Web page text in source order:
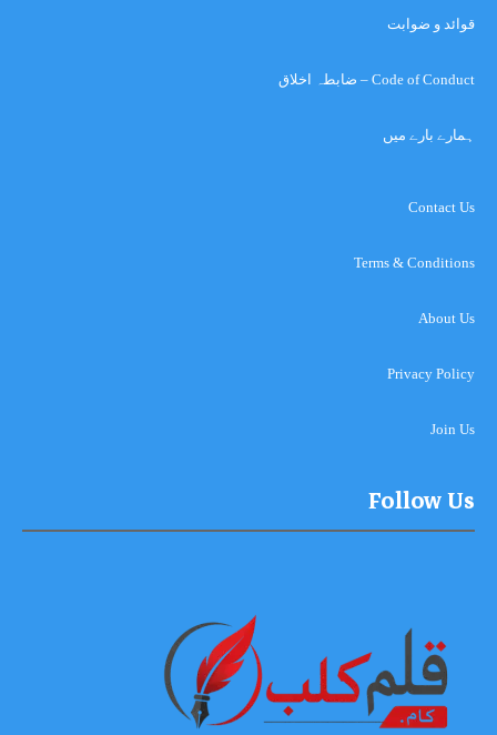
قوائد و ضوابت
Code of Conduct – ضابطہ اخلاق
ہمارے بارے میں
Contact Us
Terms & Conditions
About Us
Privacy Policy
Join Us
Follow Us